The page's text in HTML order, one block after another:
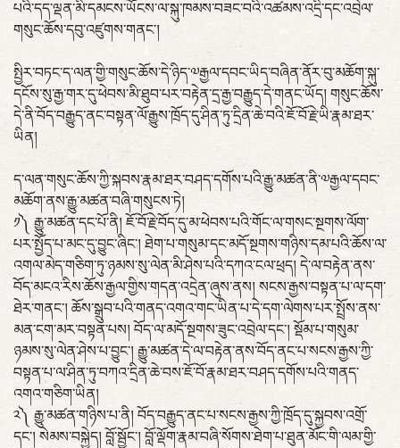
པའི་དད་ལྡན་མི་དམངས་ཡོངས་ལ་སྐུ་ཁམས་བཟང་བའི་འཚམས་འདྲི་དང་འབྲེལ་
གསུང་ཆོས་དབུ་འཛུགས་གནང་།
སྤྱིར་བཏང་ད་ལན་གྱི་གསུང་ཆོས་དེ་ཉིད་༧རྒྱལ་དབང་ཡིད་བཞིན་ནོར་བུ་མཆོག་སྐུ་
དངོས་སུ་རྒྱ་གར་དུ་ཕེབས་མི་ཐུབ་པར་བརྟེན་དྲ་རྒྱ་བརྒྱུད་དེ་གནང་ཡོད། གསུང་ཆོས་
དེ་ནི་བོད་བརྒྱུད་ནང་བསྟན་ལོ་རྒྱུས་ཁྲོད་དུ་ཤིན་ཏུ་དྲིན་ཆེ་བའི་ཇོ་བོ་རྗེ་ཡི་རྣམ་ཐར་
ཡིན།
ད་ལན་གསུང་ཆོས་ཀྱི་སྐབས་རྣམ་ཐར་བཤད་དགོས་པའི་རྒྱུ་མཚན་ནི་༧རྒྱལ་དབང་
མཆོག་ནས་རྒྱུ་མཚན་བཞི་གསུངས་ཏེ།
༡༽ རྒྱུ་མཚན་དང་པོ་ནི། ཇོ་བོ་རྗེ་བོད་དུ་མ་ཕེབས་པའི་གོང་ལ་གསང་སྔགས་ལོག་
པར་སྤྱོད་པ་མང་དུ་བྱུང་ཞིང་། ཐེག་པ་གསུམ་དང་མདོ་སྔགས་གཉིས་དམ་པའི་ཆོས་ལ་
འགལ་མེད་གཅིག་ཏུ་ཉམས་སུ་ལེན་མི་ཤེས་པའི་དཀའ་ངལ་ཕྲད། དེ་ལ་བརྟེན་ནས་
བོད་མངའ་རིས་ཆོས་རྒྱལ་གྱིས་གདན་འདྲེན་ཞུས་ནས། སངས་རྒྱས་བསྟན་པ་ལ་དག་
ཐེར་གནང་། ཆོས་སྒྲུབ་པའི་གནད་འགའ་གང་ཡིན་པ་དེ་དག་ལེགས་པར་སྤྲོས་ནས་
མན་ངག་མར་བསྟན་པས། བོད་ལ་མདོ་སྔགས་ཟུང་འབྲེལ་དང་། སྡོམ་པ་གསུམ་
ཉམས་སུ་ལེན་ཤེས་པ་བྱུང་། རྒྱུ་མཚན་དེ་ལ་བརྟེན་ནས་བོད་ནང་པ་སངས་རྒྱས་ཀྱི་
བསྟན་པ་ལ་ཤིན་ཏུ་བཀའ་དྲིན་ཆེ་བས་ཇོ་བོ་རྣམ་ཐར་བཤད་དགོས་པའི་གནད་
འགའ་གཅིག་ཡིན།
༢༽ རྒྱུ་མཚན་གཉིས་པ་ནི། བོད་བརྒྱུད་ནང་པ་སངས་རྒྱས་ཀྱི་ཁྲོད་དུ་སྐྱབས་འགྲོ་
དང་། སེམས་བསྐྱེད། བློ་སྦྱོང་། བློ་ལྡོག་རྣམ་བཞི་སོགས་ཐེག་པ་ཐུན་མོང་གི་ལམ་གྱི་